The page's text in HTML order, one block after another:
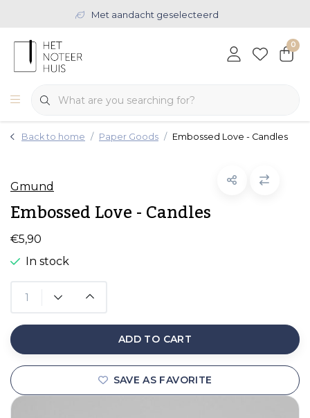
Met aandacht geselecteerd
0
Back to home Paper Goods Embossed Love - Candles
Gmund
Embossed Love - Candles
€5,90
In stock
ADD TO CART
SAVE AS FAVORITE